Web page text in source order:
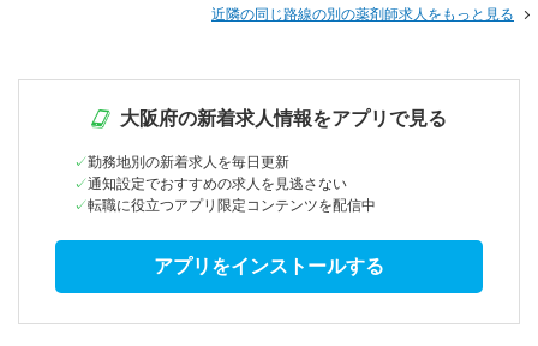
近隣の同じ路線の別の薬剤師求人をもっと見る
大阪府の新着求人情報をアプリで見る
勤務地別の新着求人を毎日更新
通知設定でおすすめの求人を見逃さない
転職に役立つアプリ限定コンテンツを配信中
アプリをインストールする